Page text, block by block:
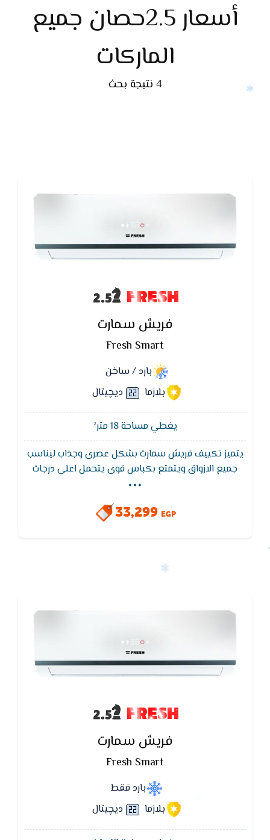
أسعار 2.5حصان جميع
الماركات
4 نتيجة بحث
FRESH
فريش سمارت
Fresh Smart
بارد / ساخن
بلازما
ديچيتال
يغطي مساحة 18 متر²
يتميز تكييف فريش سمارت بشكل عصرى وجذاب ليناسب
جميع الازواق ويتمتع بكباس قوى يتحمل اعلى درجات
الحراره ويعمل تكييف فريش سمارت فى اصعب الظروف
الوحده الداخلية من شاشة عرض ليد لمعرفة درجة الحراره
...
33,299 EGP
FRESH
فريش سمارت
Fresh Smart
بارد فقط
بلازما
ديچيتال